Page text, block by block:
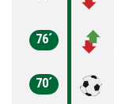
76´
70´